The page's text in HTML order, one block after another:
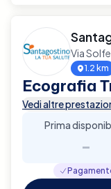
Via
1.2 km
Ecografia
Vedi altre
Prima
-